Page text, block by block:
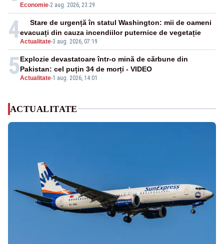
Economie-2 aug. 2026, 23:29
4Actualitate-3 aug. 2026, 07:19
Stare de urgență în statul Washington: mii de oameni
evacuați din cauza incendiilor puternice de vegetație
5Actualitate-1 aug. 2026, 14:01
Explozie devastatoare într-o mină de cărbune din
Pakistan: cel puțin 34 de morți - VIDEO
ACTUALITATE